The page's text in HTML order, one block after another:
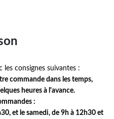
les consignes suivantes :
commande dans les temps,
heures à l'avance.
:
et le samedi, de 9h à 12h30 et